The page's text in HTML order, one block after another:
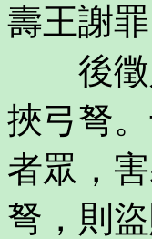
壽王謝罪
後徵入
挾弓弩
者眾，
弩，則